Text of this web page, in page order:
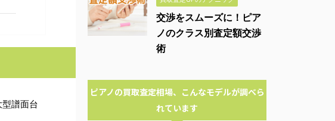
譜面台
交渉をスムーズに！ピア
ノのクラス別査定額交渉
術
ピアノの買取査定相場、こんなモデルが調べら
れています